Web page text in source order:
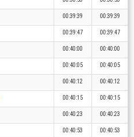
00:39:39 00:39:39
00:39:47 00:39:47
00:40:00 00:40:00
00:40:05 00:40:05
00:40:12 00:40:12
00:40:15 00:40:15
00:40:23 00:40:23
00:40:53 00:40:53